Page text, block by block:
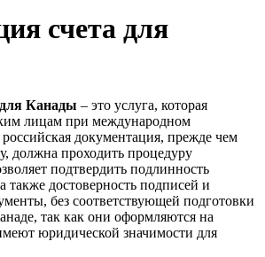
счета для
для Канады – это услуга, которая
лицам при международном
документация, прежде чем
должна проходить процедуру
подтвердить подлинность
также достоверность подписей и
без соответствующей подготовки
так как они оформляются на
юридической значимости для